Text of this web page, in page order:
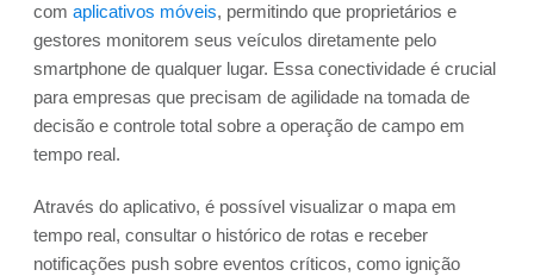
com aplicativos móveis, permitindo que proprietários e
gestores monitorem seus veículos diretamente pelo
smartphone de qualquer lugar. Essa conectividade é crucial
para empresas que precisam de agilidade na tomada de
decisão e controle total sobre a operação de campo em
tempo real.
Através do aplicativo, é possível visualizar o mapa em
tempo real, consultar o histórico de rotas e receber
notificações push sobre eventos críticos, como ignição